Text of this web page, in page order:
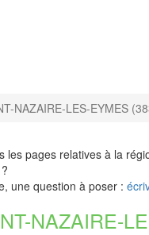
NAZAIRE-LES-EYMES
les pages relatives à la
une question à poser :
NAZAIRE-